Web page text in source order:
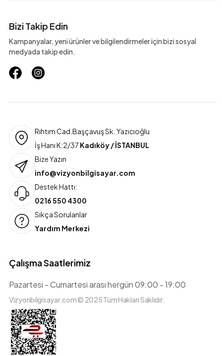
Bizi Takip Edin
Kampanyalar, yeni ürünler ve bilgilendirmeler için bizi sosyal
medyada takip edin.
Rıhtım Cad.Başçavuş Sk. Yazıcıoğlu
İş Hanı K:2/37 Kadıköy / İSTANBUL
Bize Yazın
info@vizyonbilgisayar.com
Destek Hattı:
0216 550 4300
Sıkça Sorulanlar
Yardım Merkezi
Çalışma Saatlerimiz
Pazartesi - Cumartesi arası hergün 09:00 - 19:00
Vizyonbilgisayar.com © 2025 Tüm Hakları Saklıdır.